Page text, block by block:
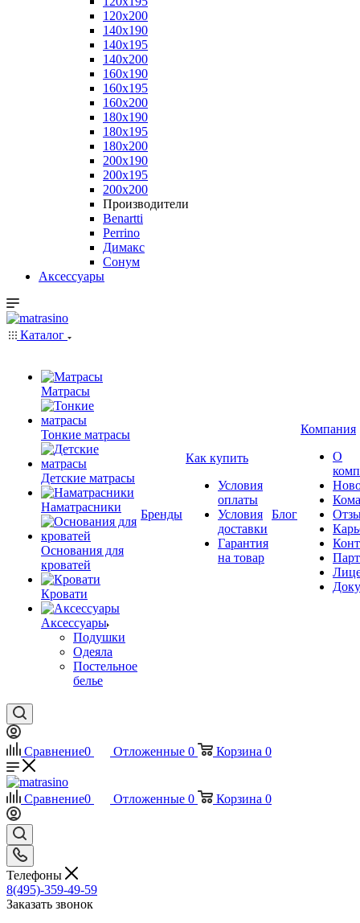
120x200
140x190
140x195
140x200
160x190
160x195
160x200
180x190
180x195
180x200
200x190
200x195
200x200
Производители
Benartti
Perrino
Димакс
Сонум
Аксессуары
Каталог
Матрасы
Тонкие матрасы
Детские матрасы
Наматрасники
Основания для
кроватей
Кровати
Аксессуары
Подушки
Одеяла
Постельное
белье
Бренды
Как купить
Условия
оплаты
Условия
доставки
Гарантия
на товар
Блог
Компания
О
Сравнение0 Отложенные 0 Корзина 0
Сравнение0 Отложенные 0 Корзина 0
Телефоны
8(495)-359-49-59
Заказать звонок